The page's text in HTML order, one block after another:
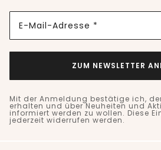
E-Mail-Adresse *
ZUM NEWSLETTER
Mit der Anmeldung bestätige ich,
erhalten und über Neuheiten und
informiert werden zu wollen. Diese
jederzeit widerrufen werden.